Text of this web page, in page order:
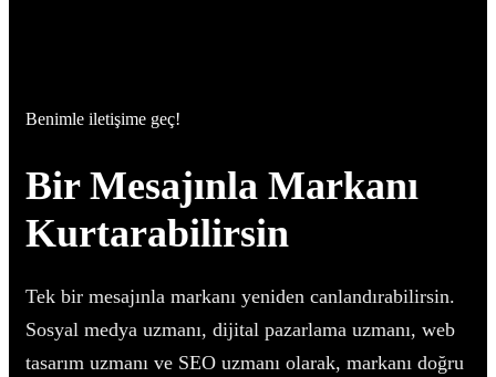
Benimle iletişime geç!
Bir Mesajınla Markanı
Kurtarabilirsin
Tek bir mesajınla markanı yeniden canlandırabilirsin.
Sosyal medya uzmanı, dijital pazarlama uzmanı, web
tasarım uzmanı ve SEO uzmanı olarak, markanı doğru